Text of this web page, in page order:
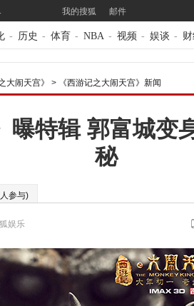
我的搜狐 邮件
- 历史 - 体育 - NBA - 视频 - 娱谈 -
大闹天宫》 > 《西游记之大闹天宫》新闻
曝特辑 郭富城变
秘
人参与)
娱乐